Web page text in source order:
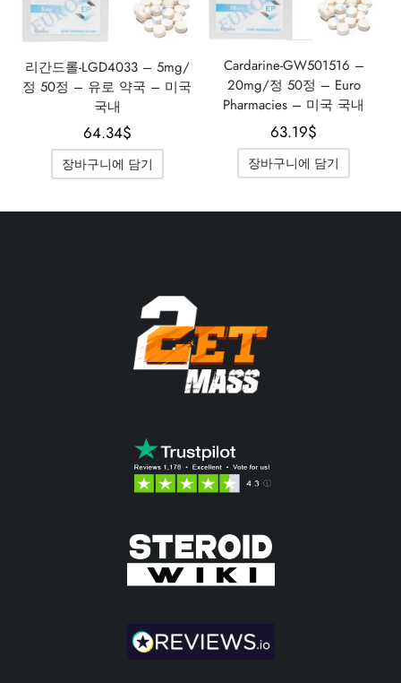
리간드롤-LGD4033 – 5mg/
정 50정 – 유로 약국 – 미국
국내
64.34$
장바구니에 담기
Cardarine-GW501516 –
20mg/정 50정 – Euro
Pharmacies – 미국 국내
63.19$
장바구니에 담기